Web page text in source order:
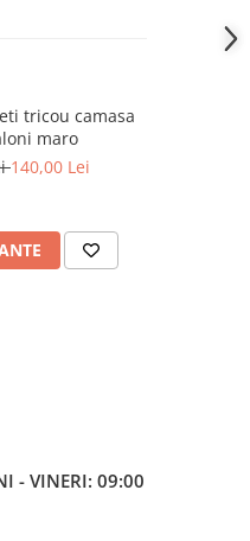
tricou camasa
maro
140,00 Lei
- VINERI: 09:00